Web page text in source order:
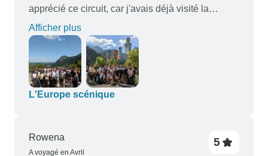
apprécié ce circuit, car j'avais déjà visité la
plupart des lieux au programme.
Afficher plus
L'Europe scénique
Rowena
A voyagé en Avril
5